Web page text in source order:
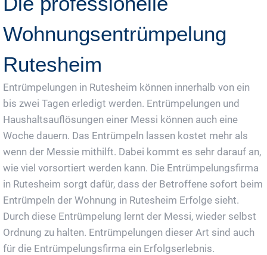
Wohnungsentrümpelung
Rutesheim
Entrümpelungen in Rutesheim können innerhalb von ein
bis zwei Tagen erledigt werden. Entrümpelungen und
Haushaltsauflösungen einer Messi können auch eine
Woche dauern. Das Entrümpeln lassen kostet mehr als
wenn der Messie mithilft. Dabei kommt es sehr darauf an,
wie viel vorsortiert werden kann. Die Entrümpelungsfirma
in Rutesheim sorgt dafür, dass der Betroffene sofort beim
Entrümpeln der Wohnung in Rutesheim Erfolge sieht.
Durch diese Entrümpelung lernt der Messi, wieder selbst
Ordnung zu halten. Entrümpelungen dieser Art sind auch
für die Entrümpelungsfirma ein Erfolgserlebnis.